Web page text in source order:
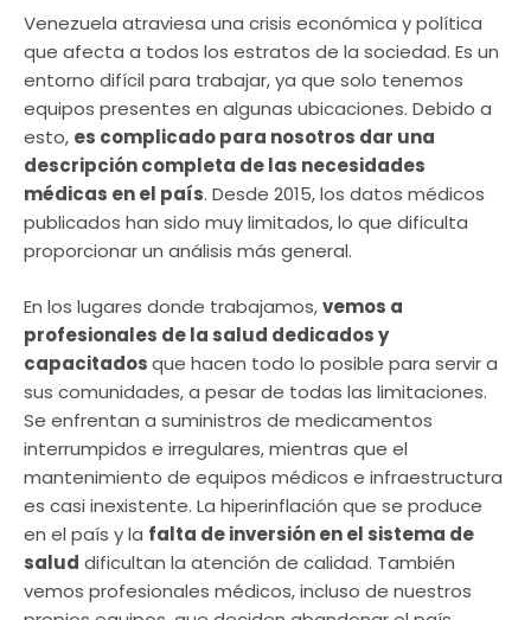
Venezuela atraviesa una crisis económica y política
que afecta a todos los estratos de la sociedad. Es un
entorno difícil para trabajar, ya que solo tenemos
equipos presentes en algunas ubicaciones. Debido a
esto, es complicado para nosotros dar una
descripción completa de las necesidades
médicas en el país. Desde 2015, los datos médicos
publicados han sido muy limitados, lo que dificulta
proporcionar un análisis más general.
En los lugares donde trabajamos,vemos a
profesionales de la salud dedicados y
capacitadosque hacen todo lo posible para servir a
sus comunidades, a pesar de todas las limitaciones.
Se enfrentan a suministros de medicamentos
interrumpidos e irregulares, mientras que el
mantenimiento de equipos médicos e infraestructura
es casi inexistente. La hiperinflación que se produce
en el país y la falta de inversión en el sistema de
salud dificultan la atención de calidad. También
vemos profesionales médicos, incluso de nuestros